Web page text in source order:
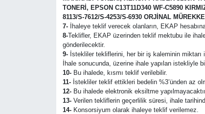
TONERİ, EPSON C13T11D340 WF-C5890
8113/S-7612/S-4253/S-6930 ORJİNAL
7-İhaleye teklif verecek olanların, EKAP
8-Teklifler, EKAP üzerinden teklif mektubu ile
gönderilecektir.
9-İstekliler tekliflerini, her bir iş kaleminin miktarı
İhale sonucunda, üzerine ihale yapılan istekliyle
10-Bu ihalede, kısmı teklif verilebilir.
11-İstekliler teklif ettikleri bedelin %3’ünden az
12- Bu ihalede elektronik eksiltme
13-Verilen tekliflerin geçerlilik süresi, ihale
14-Konsorsiyum olarak ihaleye teklif verilemez.